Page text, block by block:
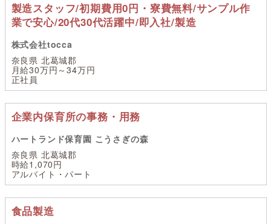
製造スタッフ/初期費用0円・寮費無料/サンプル作
業で安心/20代30代活躍中/即入社/製造
株式会社tocca
奈良県 北葛城郡
月給30万円～34万円
正社員
企業内保育所の事務・用務
ハートランド保育園 こうさぎの森
奈良県 北葛城郡
時給1,070円
アルバイト・パート
食品製造